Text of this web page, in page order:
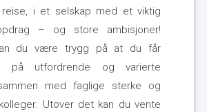
reise, i et selskap med et viktig
– og store ambisjoner!
du være trygg på at du får
på utfordrende og varierte
med faglige sterke og
Utover det kan du vente